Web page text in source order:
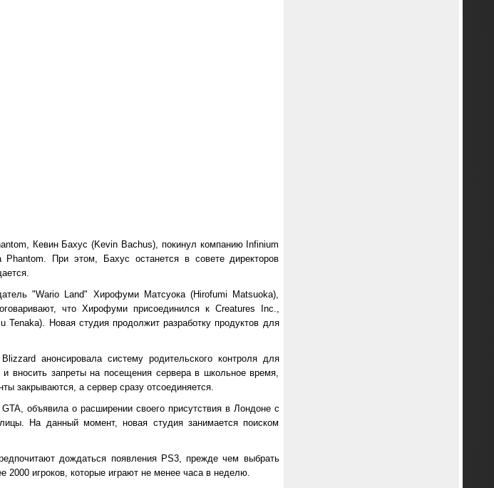
Кевин Бахус (Kevin Bachus), покинул компанию Infinium
При этом, Бахус останется в совете директоров
"Wario Land" Хирофуми Матсуока (Hirofumi Matsuoka),
что Хирофуми присоединился к Creatures Inc.,
Tenaka). Новая студия продолжит разработку продуктов для
анонсировала систему родительского контроля для
вносить запреты на посещения сервера в школьное время,
закрываются, а сервер сразу отсоединяется.
объявила о расширении своего присутствия в Лондоне с
На данный момент, новая студия занимается поиском
дождаться появления PS3, прежде чем выбрать
2000 игроков, которые играют не менее часа в неделю.